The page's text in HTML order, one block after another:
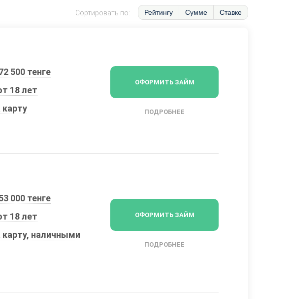
Сортировать по: Рейтингу Сумме Ставке
500 тенге
18 лет
карту
ОФОРМИТЬ ЗАЙМ
ПОДРОБНЕЕ
000 тенге
18 лет
карту, наличными
ОФОРМИТЬ ЗАЙМ
ПОДРОБНЕЕ